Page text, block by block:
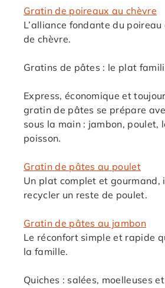
Gratin de poireaux au chèvre
L’alliance fondante du
de chèvre.
Gratins de pâtes : le plat
Express, économique et
gratin de pâtes se prépare
sous la main : jambon, poulet,
poisson.
Gratin de pâtes au poulet
Un plat complet et gourmand,
recycler un reste de poulet.
Gratin de pâtes au jambon
Le réconfort simple et rapide
la famille.
Quiches : salées, moelleuses